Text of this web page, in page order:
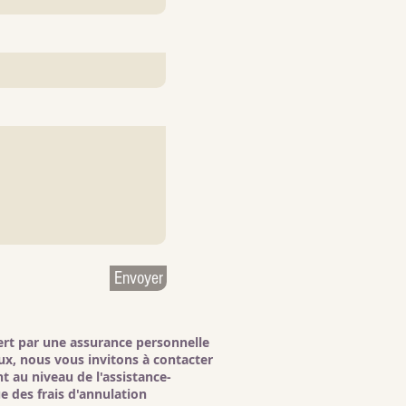
Envoyer
par une assurance personnelle
nous vous invitons à contacter
au niveau de l'assistance-
des frais d'annulation